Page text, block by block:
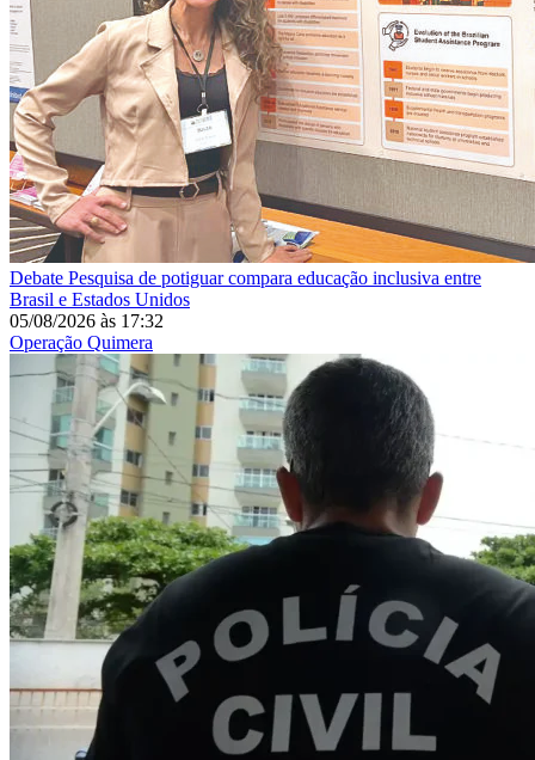
Debate Pesquisa de potiguar compara educação inclusiva entre
Brasil e Estados Unidos
05/08/2026 às 17:32
Operação Quimera